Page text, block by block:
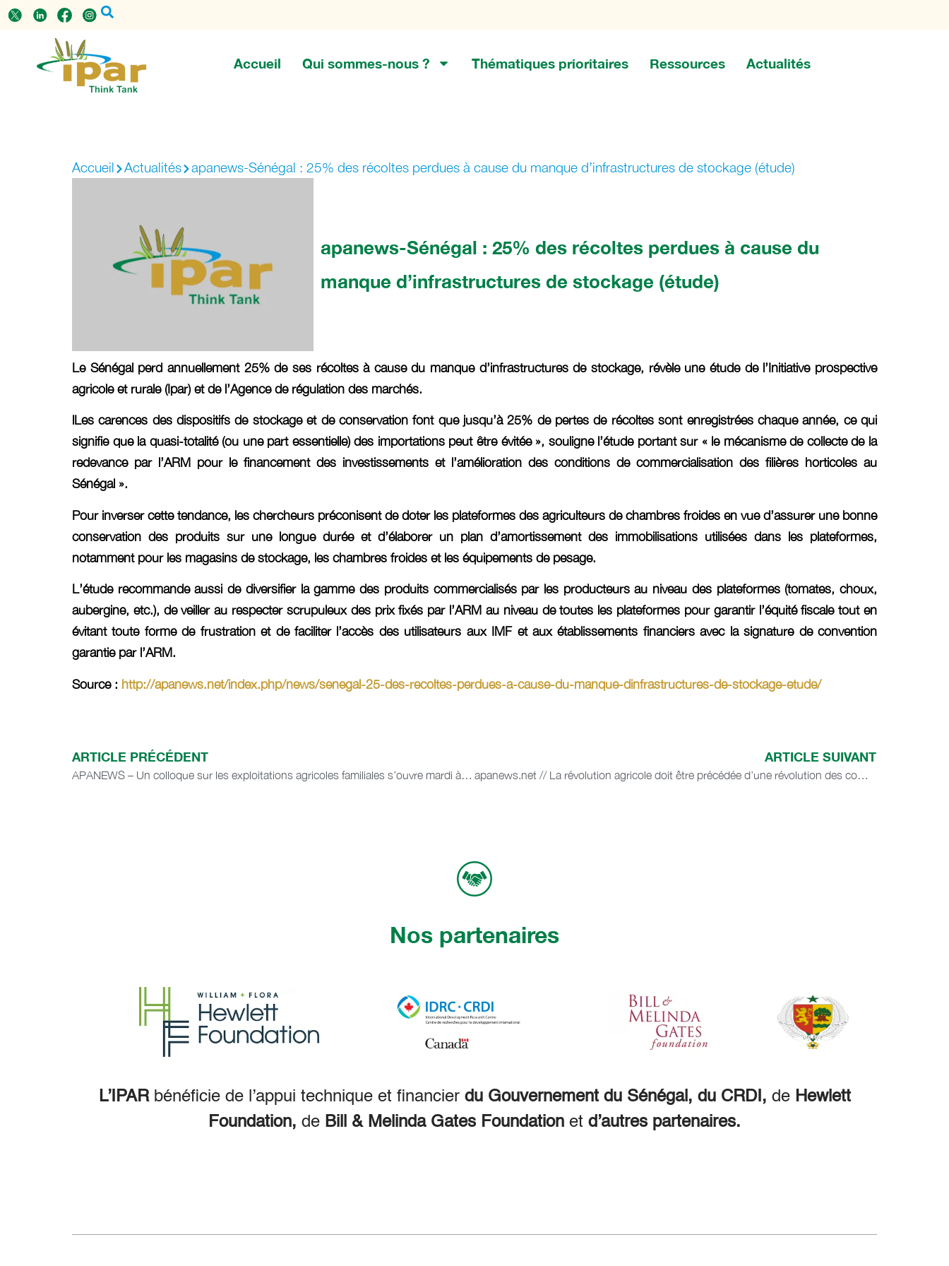
Accueil Qui sommes-nous ? Thématiques prioritaires Ressources Actualités
Accueil Actualités apanews-Sénégal : 25% des récoltes perdues à cause du manque d’infrastructures de stockage (étude)
apanews-Sénégal : 25% des récoltes perdues à cause du
manque d’infrastructures de stockage (étude)
Le Sénégal perd annuellement 25% de ses récoltes à cause du manque d’infrastructures de stockage, révèle une étude de l’Initiative prospective
agricole et rurale (Ipar) et de l’Agence de régulation des marchés.
lLes carences des dispositifs de stockage et de conservation font que jusqu’à 25% de pertes de récoltes sont enregistrées chaque année, ce qui
signifie que la quasi-totalité (ou une part essentielle) des importations peut être évitée », souligne l’étude portant sur « le mécanisme de collecte de la
redevance par l’ARM pour le financement des investissements et l’amélioration des conditions de commercialisation des filières horticoles au
Sénégal ».
Pour inverser cette tendance, les chercheurs préconisent de doter les plateformes des agriculteurs de chambres froides en vue d’assurer une bonne
conservation des produits sur une longue durée et d’élaborer un plan d’amortissement des immobilisations utilisées dans les plateformes,
notamment pour les magasins de stockage, les chambres froides et les équipements de pesage.
L’étude recommande aussi de diversifier la gamme des produits commercialisés par les producteurs au niveau des plateformes (tomates, choux,
aubergine, etc.), de veiller au respecter scrupuleux des prix fixés par l’ARM au niveau de toutes les plateformes pour garantir l’équité fiscale tout en
évitant toute forme de frustration et de faciliter l’accès des utilisateurs aux IMF et aux établissements financiers avec la signature de convention
garantie par l’ARM.
Source : http://apanews.net/index.php/news/senegal-25-des-recoltes-perdues-a-cause-du-manque-dinfrastructures-de-stockage-etude/
ARTICLE PRÉCÉDENT
APANEWS – Un colloque sur les exploitations agricoles familiales s’ouvre mardi à Dakar
ARTICLE SUIVANT
apanews.net // La révolution agricole doit être précédée d’une révolution des comportements (ministre)
Nos partenaires
L’IPARbénéficie de l’appui technique et financier du Gouvernement du Sénégal, du CRDI, de Hewlett
Foundation, de Bill & Melinda Gates Foundation et d’autres partenaires.